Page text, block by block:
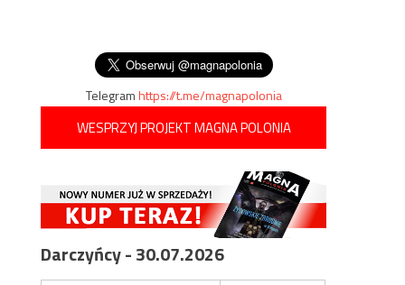
Telegramhttps://t.me/magnapolonia
WESPRZYJ PROJEKT MAGNA POLONIA
Darczyńcy - 30.07.2026